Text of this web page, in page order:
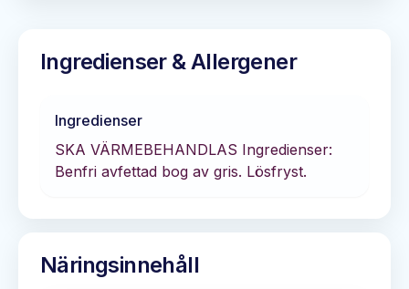
Ingredienser & Allergener
Ingredienser
SKA VÄRMEBEHANDLAS Ingredienser:
Benfri avfettad bog av gris. Lösfryst.
Näringsinnehåll